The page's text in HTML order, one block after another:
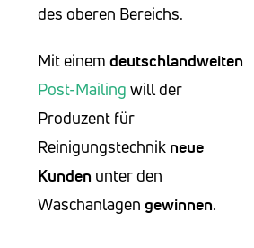
des oberen Bereichs.
Mit einemdeutschlandweiten
Post-Mailing will der
Produzent für
Reinigungstechnik neue
Kunden unter den
Waschanlagengewinnen.